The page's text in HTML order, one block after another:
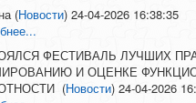
(Новости) 24-04-2026 16:38:35
ФЕСТИВАЛЬ ЛУЧШИХ
И ОЦЕНКЕ
(Новости) 24-04-2026